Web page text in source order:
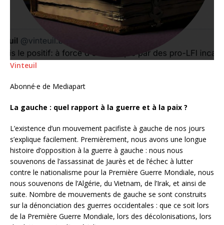
Vinteuil
Abonné·e de Mediapart
La gauche : quel rapport à la guerre et à la paix ?
L’existence d’un mouvement pacifiste à gauche de nos jours
s’explique facilement. Premièrement, nous avons une longue
histoire d’opposition à la guerre à gauche : nous nous
souvenons de l’assassinat de Jaurès et de l’échec à lutter
contre le nationalisme pour la Première Guerre Mondiale, nous
nous souvenons de l’Algérie, du Vietnam, de l’Irak, et ainsi de
suite. Nombre de mouvements de gauche se sont construits
sur la dénonciation des guerres occidentales : que ce soit lors
de la Première Guerre Mondiale, lors des décolonisations, lors